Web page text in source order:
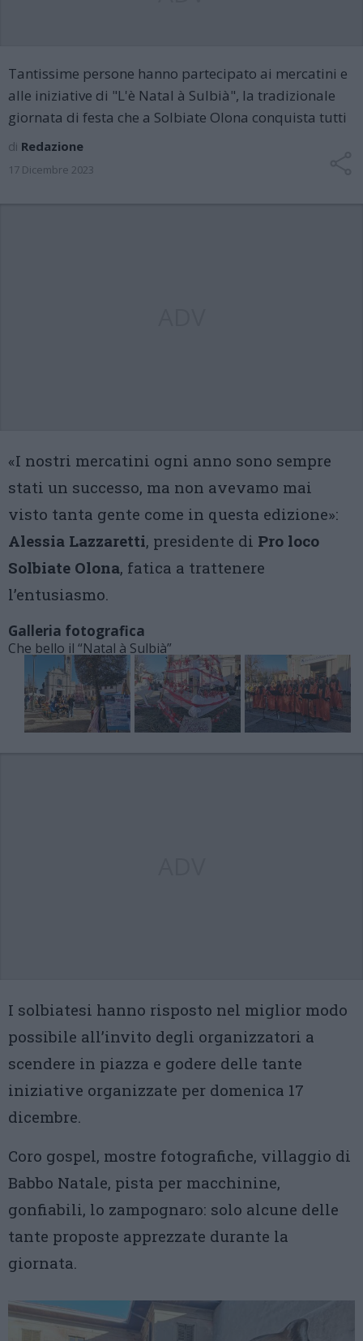
Tantissime persone hanno partecipato ai mercatini e
alle iniziative di "L'è Natal à Sulbià", la tradizionale
giornata di festa che a Solbiate Olona conquista tutti
di Redazione
17 Dicembre 2023
«I nostri mercatini ogni anno sono sempre
stati un successo, ma non avevamo mai
visto tanta gente come in questa edizione»:
Alessia Lazzaretti, presidente di Pro loco
Solbiate Olona, fatica a trattenere
l’entusiasmo.
Galleria fotografica
Che bello il “Natal à Sulbià”
I solbiatesi hanno risposto nel miglior modo
possibile all’invito degli organizzatori a
scendere in piazza e godere delle tante
iniziative organizzate per domenica 17
dicembre.
Coro gospel, mostre fotografiche, villaggio di
Babbo Natale, pista per macchinine,
gonfiabili, lo zampognaro: solo alcune delle
tante proposte apprezzate durante la
giornata.